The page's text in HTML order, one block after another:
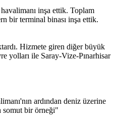
inşa ettik. Toplam
bir terminal binası inşa ettik.
Hizmete giren diğer büyük
yolları ile Saray-Vize-Pınarhisar
ardından deniz üzerine
somut bir örneği"